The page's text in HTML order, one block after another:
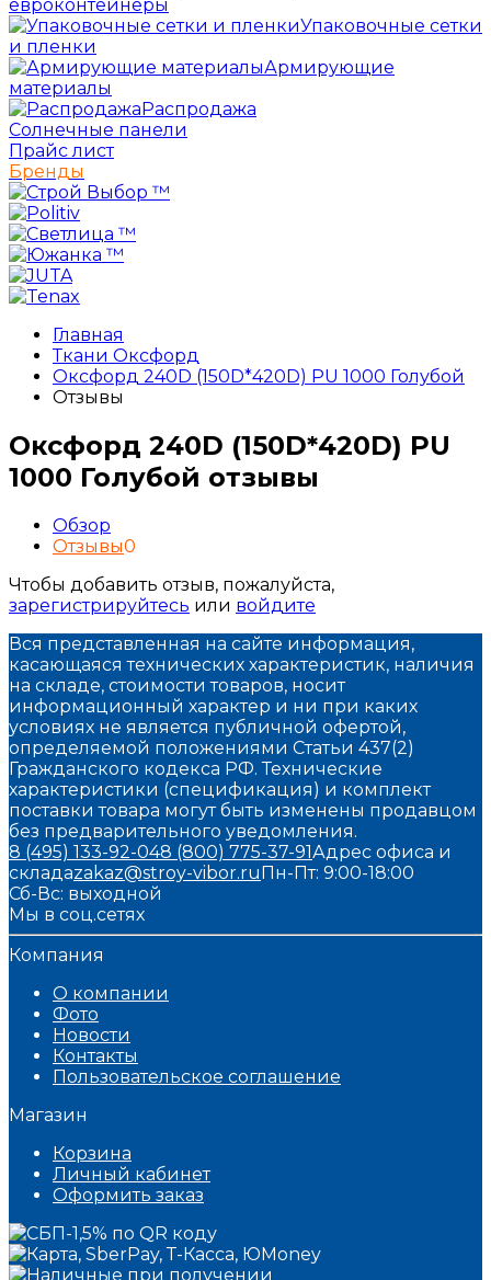
евроконтейнеры
Упаковочные сетки
и пленки
Армирующие
материалы
Распродажа
Солнечные панели
Прайс лист
Бренды
Главная
Ткани Оксфорд
Оксфорд 240D (150D*420D) PU 1000 Голубой
Отзывы
Оксфорд 240D (150D*420D) PU
1000 Голубой отзывы
Обзор
Отзывы0
Чтобы добавить отзыв, пожалуйста,
зарегистрируйтесь или войдите
Вся представленная на сайте информация,
касающаяся технических характеристик, наличия
на складе, стоимости товаров, носит
информационный характер и ни при каких
условиях не является публичной офертой,
определяемой положениями Статьи 437(2)
Гражданского кодекса РФ. Технические
характеристики (спецификация) и комплект
поставки товара могут быть изменены продавцом
без предварительного уведомления.
8 (495) 133-92-048 (800) 775-37-91Адрес офиса и
складаzakaz@stroy-vibor.ruПн-Пт: 9:00-18:00
Сб-Вс: выходной
Мы в соц.сетях
Компания
О компании
Фото
Новости
Контакты
Пользовательское соглашение
Магазин
Корзина
Личный кабинет
Оформить заказ